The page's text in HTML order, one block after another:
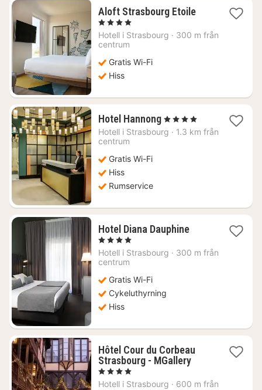
Aloft Strasbourg Etoile1
från
, 4 Stjärnor
Hotell i Strasbourg · 300 m från
centrum
Gratis Wi-Fi
Hiss
Hotel Hannong1
natt
från
, 4 Stjärnor
Hotell i Strasbourg · 1.3 km från
centrum
Gratis Wi-Fi
Hiss
Rumservice
Hotel Diana Dauphine1
från
, 4 Stjärnor
Hotell i Strasbourg · 300 m från
centrum
Gratis Wi-Fi
Cykeluthyrning
Hiss
Hôtel Cour du Corbeau
Strasbourg - MGallery1
från
, 4 Stjärnor
Hotell i Strasbourg · 600 m från